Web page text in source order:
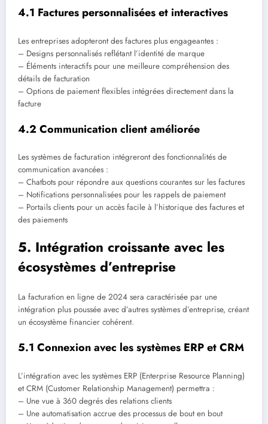
4.1 Factures personnalisées et interactives
Les entreprises adopteront des factures plus engageantes :
– Designs personnalisés reflétant l’identité de marque
– Éléments interactifs pour une meilleure compréhension des
détails de facturation
– Options de paiement flexibles intégrées directement dans la
facture
4.2 Communication client améliorée
Les systèmes de facturation intégreront des fonctionnalités de
communication avancées :
– Chatbots pour répondre aux questions courantes sur les factures
– Notifications personnalisées pour les rappels de paiement
– Portails clients pour un accès facile à l’historique des factures et
des paiements
5. Intégration croissante avec les
écosystèmes d’entreprise
La facturation en ligne de 2024 sera caractérisée par une
intégration plus poussée avec d’autres systèmes d’entreprise, créant
un écosystème financier cohérent.
5.1 Connexion avec les systèmes ERP et CRM
L’intégration avec les systèmes ERP (Enterprise Resource Planning)
et CRM (Customer Relationship Management) permettra :
– Une vue à 360 degrés des relations clients
– Une automatisation accrue des processus de bout en bout